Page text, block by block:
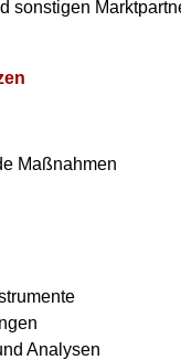
sonstigen
Maßnahmen
Analysen